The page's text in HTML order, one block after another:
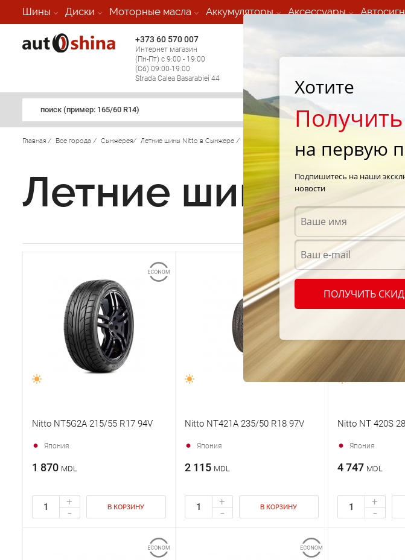
Шины Диски Моторные масла Аккумуляторы Аксессуары
+373 60 570 007
Интернет магазин
(Пн-Пт) с 9:00 - 19:00
(Сб) 09:00-19:00
Strada Calea Basarabiei 44
(круглосуточно по всем
(Пн-Пт) с
поиск (примеp: 165/60 R14)
Главная / Все города / Сынжерея/ Летние шины Nitto в Сынжере /
Летние шины
Nitto NT5G2A 215/55 R17 94V
Япония
1 870 MDL
+
- В КОРЗИНУ
Nitto NT421A 235/50 R18 97V
Япония
2 115 MDL
+
- В КОРЗИНУ
Nitto NT 420S
Япония
4 747 MDL
+
-
Хотите
на первую
Подпишитесь на наши
новости
ПОЛУЧИТЬ